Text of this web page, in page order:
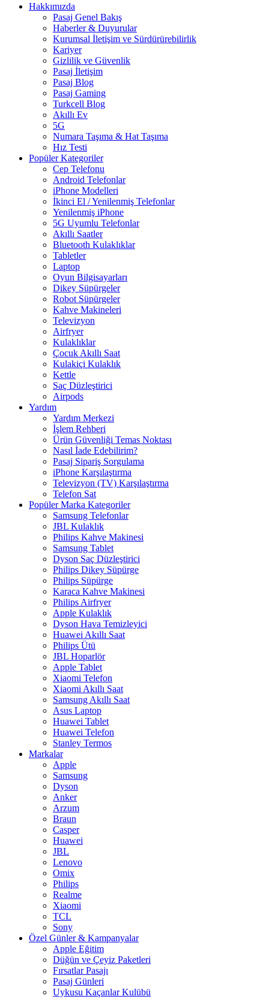
Hakkımızda
Pasaj Genel Bakış
Haberler & Duyurular
Kurumsal İletişim ve Sürdürürebilirlik
Kariyer
Gizlilik ve Güvenlik
Pasaj İletişim
Pasaj Blog
Pasaj Gaming
Turkcell Blog
Akıllı Ev
5G
Numara Taşıma & Hat Taşıma
Hız Testi
Popüler Kategoriler
Cep Telefonu
Android Telefonlar
iPhone Modelleri
İkinci El / Yenilenmiş Telefonlar
Yenilenmiş iPhone
5G Uyumlu Telefonlar
Akıllı Saatler
Bluetooth Kulaklıklar
Tabletler
Laptop
Oyun Bilgisayarları
Dikey Süpürgeler
Robot Süpürgeler
Kahve Makineleri
Televizyon
Airfryer
Kulaklıklar
Çocuk Akıllı Saat
Kulakiçi Kulaklık
Kettle
Saç Düzleştirici
Airpods
Yardım
Yardım Merkezi
İşlem Rehberi
Ürün Güvenliği Temas Noktası
Nasıl İade Edebilirim?
Pasaj Sipariş Sorgulama
iPhone Karşılaştırma
Televizyon (TV) Karşılaştırma
Telefon Sat
Popüler Marka Kategoriler
Samsung Telefonlar
JBL Kulaklık
Philips Kahve Makinesi
Samsung Tablet
Dyson Saç Düzleştirici
Philips Dikey Süpürge
Philips Süpürge
Karaca Kahve Makinesi
Philips Airfryer
Apple Kulaklık
Dyson Hava Temizleyici
Huawei Akıllı Saat
Philips Ütü
JBL Hoparlör
Apple Tablet
Xiaomi Telefon
Xiaomi Akıllı Saat
Samsung Akıllı Saat
Asus Laptop
Huawei Tablet
Huawei Telefon
Stanley Termos
Markalar
Apple
Samsung
Dyson
Anker
Arzum
Braun
Casper
Huawei
JBL
Lenovo
Omix
Philips
Realme
Xiaomi
TCL
Sony
Özel Günler & Kampanyalar
Apple Eğitim
Düğün ve Çeyiz Paketleri
Fırsatlar Pasajı
Pasaj Günleri
Uykusu Kaçanlar Kulübü